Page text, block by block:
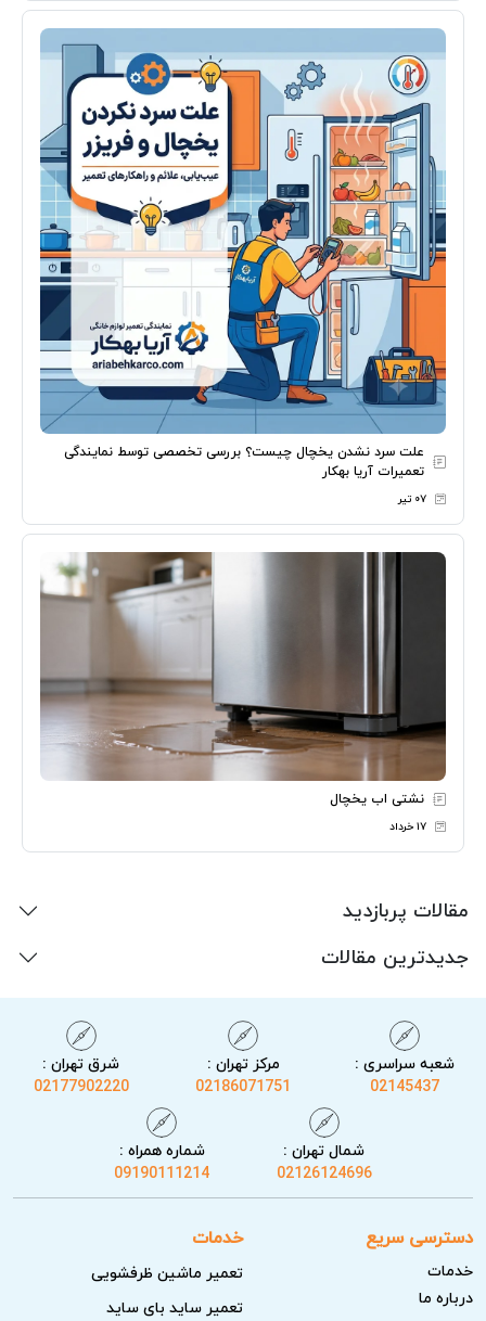
علت سرد نشدن یخچال چیست؟ بررسی تخصصی توسط نمایندگی
تعمیرات آریا بهکار
۰۷ تیر
نشتی اب یخچال
۱۷ خرداد
مقالات پربازدید
جدیدترین مقالات
شعبه سراسری :
02145437
مرکز تهران :
02186071751
شرق تهران :
02177902220
شمال تهران :
02126124696
شماره همراه :
09190111214
دسترسی سریع
خدمات
درباره ما
خدمات
تعمیر ماشین ظرفشویی
تعمیر ساید بای ساید